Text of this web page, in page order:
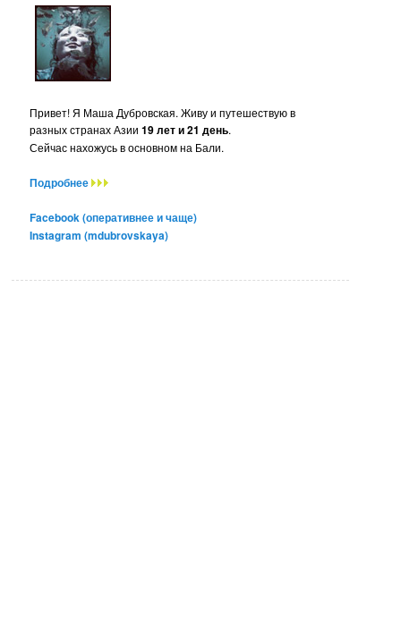
Привет! Я Маша Дубровская. Живу и путешествую в
разных странах Азии19 лет и 21 день.
Сейчас нахожусь в основном на Бали.
Подробнее
Facebook (оперативнее и чаще)
Instagram (mdubrovskaya)